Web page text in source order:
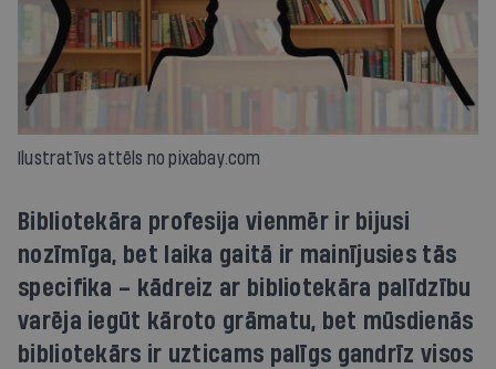
Ilustratīvs attēls no pixabay.com
Bibliotekāra profesija vienmēr ir bijusi
nozīmīga, bet laika gaitā ir mainījusies tās
specifika – kādreiz ar bibliotekāra palīdzību
varēja iegūt kāroto grāmatu, bet mūsdienās
bibliotekārs ir uzticams palīgs gandrīz visos